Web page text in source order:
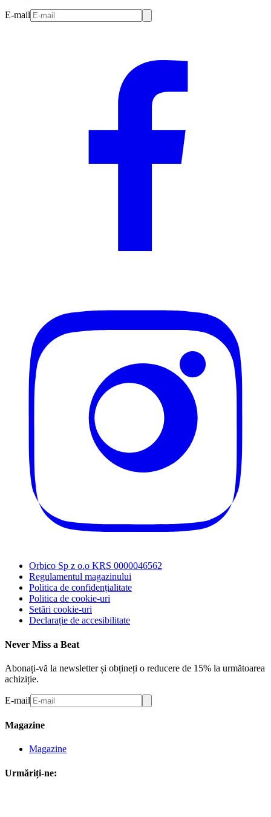
E-mail
Orbico Sp z o.o KRS 0000046562
Regulamentul magazinului
Politica de confidențialitate
Politica de cookie-uri
Setări cookie-uri
Declarație de accesibilitate
Never Miss a Beat
Abonați-vă la newsletter și obțineți o reducere de 15% la următoarea
achiziție.
E-mail
Magazine
Magazine
Urmăriți-ne: